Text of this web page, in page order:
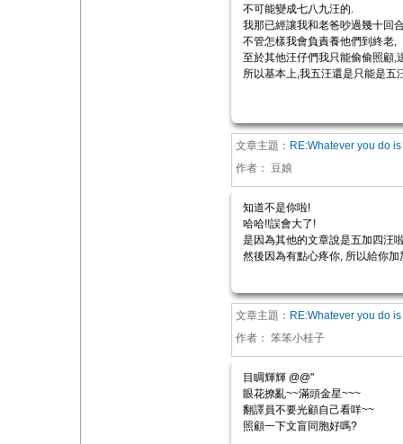
不可能變成七八九汪的.
我那已經讓我和老爸吵過幾十回
不管怎樣我會負責養他們到終老,
至於其他汪仔們我只能偷偷照顧,
所以基本上,我五汪還是只能是五
文章主題： RE:Whatever you do
作者： 豆娘
知道不是你啦!
哈哈!!誤會大了!
是因為其他的文章說是五加四汪
然後因為有點心疼你, 所以給你加
文章主題： RE:Whatever you do
作者： 笨笨小桂子
目睭輝輝 @@"
眼花撩亂~~滿頭金星~~~
翻譯員不要光顧自己看咩~~
照顧一下文盲同胞好嗎?